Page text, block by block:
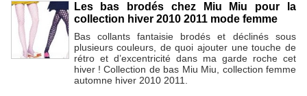
Les bas brodés chez Miu Miu pour la
collection hiver 2010 2011 mode femme
Bas collants fantaisie brodés et déclinés sous
plusieurs couleurs, de quoi ajouter une touche de
rétro et d’excentricité dans ma garde roche cet
hiver ! Collection de bas Miu Miu, collection femme
automne hiver 2010 2011.